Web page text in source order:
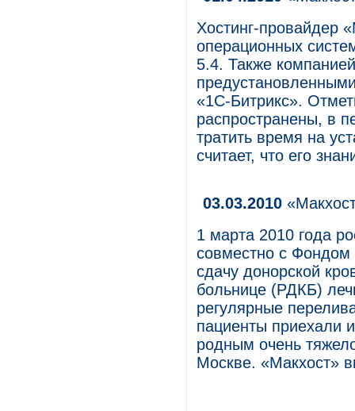
Хостинг-провайдер
операционных
5.4. Также
«1C-Битрикс».
распространены, в
тратить время на
считает, что его
03.03.2010
1 марта 2010 года
совместно с
сдачу донорской
больнице (РДКБ)
регулярные
пациенты приехали
родным очень
Москве. «Макхост»